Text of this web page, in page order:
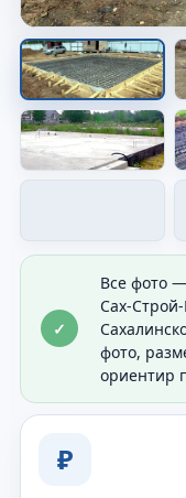
Опалубка
Показана
✓
Все фото
Сах-
фото,
ориентир
₽